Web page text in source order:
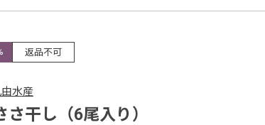
返品不可
水産
さ干し（6尾入り）